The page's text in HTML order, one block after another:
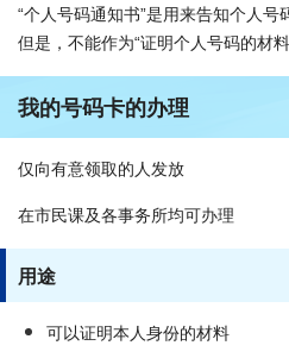
“个人号码通知书”是用来告知个人号
但是，不能作为“证明个人号码的材料
我的号码卡的办理
仅向有意领取的人发放
在市民课及各事务所均可办理
用途
可以证明本人身份的材料